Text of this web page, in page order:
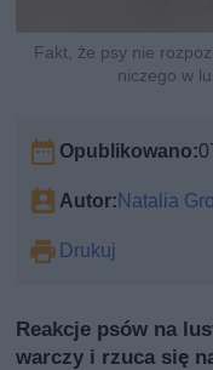
Fakt, że psy nie
niczego w
Opublikowano:
Autor:Natalia
Drukuj
Reakcje psów na
warczy i rzuca się